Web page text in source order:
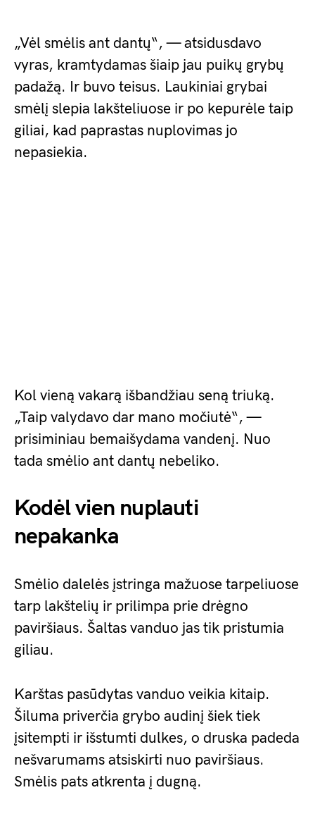
„Vėl smėlis ant dantų“, — atsidusdavo
vyras, kramtydamas šiaip jau puikų grybų
padažą. Ir buvo teisus. Laukiniai grybai
smėlį slepia lakšteliuose ir po kepurėle taip
giliai, kad paprastas nuplovimas jo
nepasiekia.
Kol vieną vakarą išbandžiau seną triuką.
„Taip valydavo dar mano močiutė“, —
prisiminiau bemaišydama vandenį. Nuo
tada smėlio ant dantų nebeliko.
Kodėl vien nuplauti
nepakanka
Smėlio dalelės įstringa mažuose tarpeliuose
tarp lakštelių ir prilimpa prie drėgno
paviršiaus. Šaltas vanduo jas tik pristumia
giliau.
Karštas pasūdytas vanduo veikia kitaip.
Šiluma priverčia grybo audinį šiek tiek
įsitempti ir išstumti dulkes, o druska padeda
nešvarumams atsiskirti nuo paviršiaus.
Smėlis pats atkrenta į dugną.